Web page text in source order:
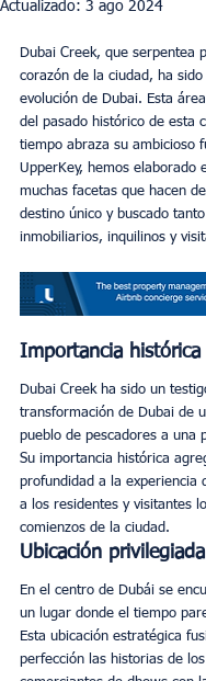
Actualizado: 3 ago 2024
Dubai Creek, que serpentea
corazón de la ciudad, ha
evolución de Dubai. Esta
del pasado histórico de esta
tiempo abraza su ambicioso
UpperKey, hemos elaborado
muchas facetas que hacen
destino único y buscado
inmobiliarios, inquilinos y
Importancia histórica
Dubai Creek ha sido un
transformación de Dubai de
pueblo de pescadores a una
Su importancia histórica
profundidad a la experiencia
a los residentes y visitantes
comienzos de la ciudad.
Ubicación privilegiada
En el centro de Dubái se
un lugar donde el tiempo
Esta ubicación estratégica
perfección las historias de